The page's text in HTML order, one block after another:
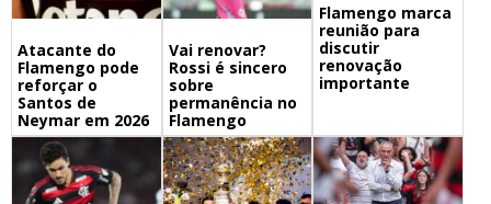
Atacante do
Flamengo pode
reforçar o
Santos de
Neymar em 2026
Vai renovar?
Rossi é sincero
sobre
permanência no
Flamengo
Flamengo marca
reunião para
discutir
renovação
importante